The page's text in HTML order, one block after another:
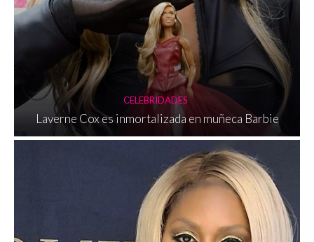
CELEBRIDADES
Laverne Cox es inmortalizada en muñeca Barbie